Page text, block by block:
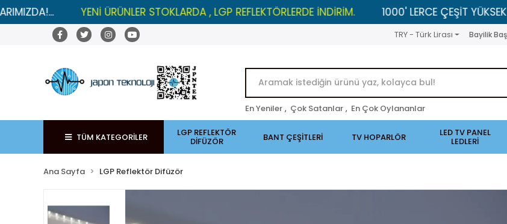
YENİ ÜRÜNLER STOKLARDA , LGP REFLEKTÖRLERDE İNDİRİM. 1000' LERCE ÇEŞİT YÜKSEK KALİTELİ
TRY - Türk Lirası Bayilik
En Yeniler , Çok Satanlar , En Çok Oylananlar
TÜM KATEGORİLER LGP REFLEKTÖR
DİFÜZÖR BANT ÇEŞİTLERİ TV HOPARLÖR LED TV PANEL
LEDLERİ
Ana Sayfa LGP Reflektör Difüzör